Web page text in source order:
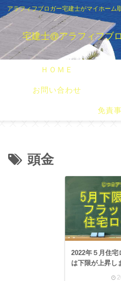
アラフィフブロガー宅建士がマイホーム
宅建士@アラフィフブ
ＨＯＭＥ
お問い合わせ
免責
頭金
2022年５月住宅
は下限が上昇し